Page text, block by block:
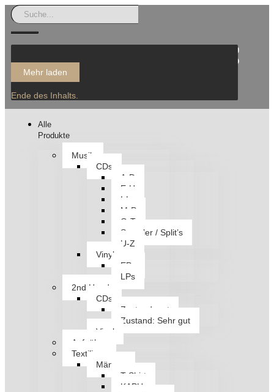
Mehr laden
Ende des Inhalts.
Alle
Produkte
Musik
CDs
A-D
E-H
I-L
M-P
Q-T
Sampler / Split’s
U-Z
Vinyl
EPs
LPs
2nd Hand
CDs
Zustand: gut
Zustand: Sehr gut
Vinyl
Aufnäher
Textilien
Männer
T-Shirt
KAPU